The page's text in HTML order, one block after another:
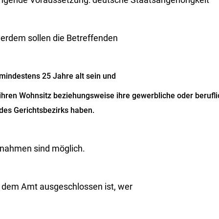
sollen die Betreffenden
25 Jahre alt sein und
Wohnsitz beziehungsweise ihre gewerbliche oder
Gerichtsbezirks haben.
sind möglich.
dem Amt ausgeschlossen ist, wer